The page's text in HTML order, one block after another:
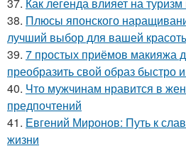
37. Как легенда влияет на
38. Плюсы японского
лучший выбор для вашей
39. 7 простых приёмов макияжа
преобразить свой образ быстро
40. Что мужчинам нравится в
предпочтений
41. Евгений Миронов: Путь к
жизни